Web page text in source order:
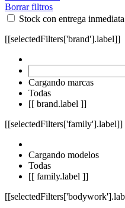
Borrar filtros
Stock con entrega inmediata
[[selectedFilters['brand'].label]]
Cargando marcas
Todas
[[ brand.label ]]
[[selectedFilters['family'].label]]
Cargando modelos
Todas
[[ family.label ]]